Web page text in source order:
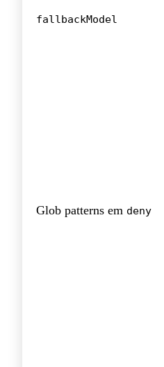
fallbackModel
Glob patterns em deny